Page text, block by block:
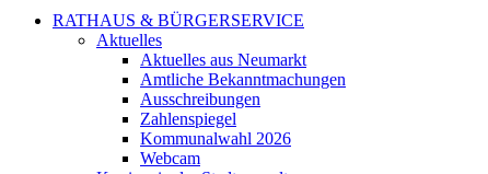
RATHAUS & BÜRGERSERVICE
Aktuelles
Aktuelles aus Neumarkt
Amtliche Bekanntmachungen
Ausschreibungen
Zahlenspiegel
Kommunalwahl 2026
Webcam